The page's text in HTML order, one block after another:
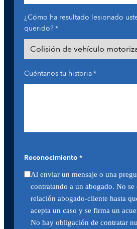
¿Cómo ha resultado lesionado
querido?*
Cuéntanos tu historia*
Reconocimiento *
Al enviar un mensaje o una
contratando a un abogado. No se
relación abogado-cliente hasta
acepta un caso y se firma un
No hay obligación de contratar